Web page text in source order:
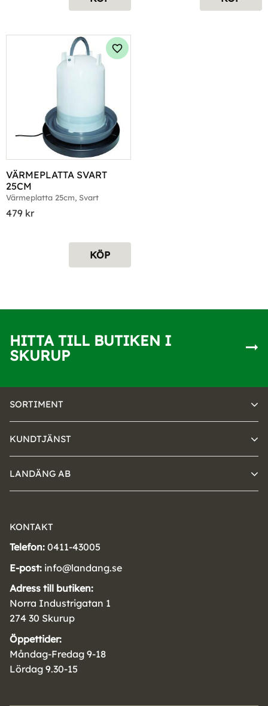
VÄRMEPLATTA SVART
25CM
Värmeplatta 25cm, Svart
479 kr
Lägg till i favoriter
KÖP
HITTA TILL BUTIKEN I
SKURUP
SORTIMENT
KUNDTJÄNST
LANDÄNG AB
KONTAKT
Telefon: 0411-43005
E-post: info@landang.se
Adress till butiken:
Norra Industrigatan 1
274 30 Skurup
Öppettider:
Måndag-Fredag 9-18
Lördag 9.30-15